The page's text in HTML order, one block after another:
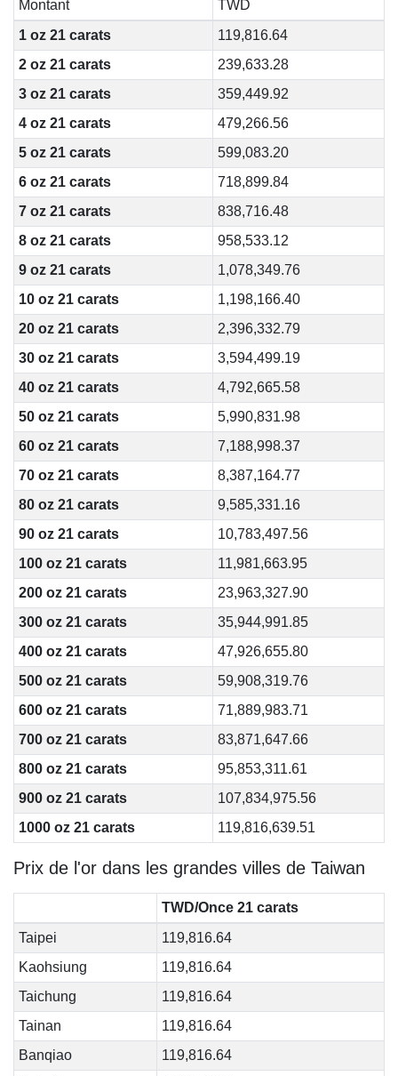
Montant
TWD
1 oz 21 carats
119,816.64
2 oz 21 carats
239,633.28
3 oz 21 carats
359,449.92
4 oz 21 carats
479,266.56
5 oz 21 carats
599,083.20
6 oz 21 carats
718,899.84
7 oz 21 carats
838,716.48
8 oz 21 carats
958,533.12
9 oz 21 carats
1,078,349.76
10 oz 21 carats
1,198,166.40
20 oz 21 carats
2,396,332.79
30 oz 21 carats
3,594,499.19
40 oz 21 carats
4,792,665.58
50 oz 21 carats
5,990,831.98
60 oz 21 carats
7,188,998.37
70 oz 21 carats
8,387,164.77
80 oz 21 carats
9,585,331.16
90 oz 21 carats
10,783,497.56
100 oz 21 carats
11,981,663.95
200 oz 21 carats
23,963,327.90
300 oz 21 carats
35,944,991.85
400 oz 21 carats
47,926,655.80
500 oz 21 carats
59,908,319.76
600 oz 21 carats
71,889,983.71
700 oz 21 carats
83,871,647.66
800 oz 21 carats
95,853,311.61
900 oz 21 carats
107,834,975.56
1000 oz 21 carats
119,816,639.51
Prix de l'or dans les grandes villes de Taiwan
TWD/Once 21 carats
Taipei
119,816.64
Kaohsiung
119,816.64
Taichung
119,816.64
Tainan
119,816.64
Banqiao
119,816.64